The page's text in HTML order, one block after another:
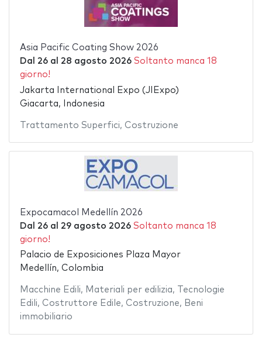
Asia Pacific Coating Show 2026
Dal 26al 28 agosto 2026 Soltanto manca 18
giorno!
Jakarta International Expo (JIExpo)
Giacarta, Indonesia
Trattamento Superfici, Costruzione
Expocamacol Medellín 2026
Dal 26al 29 agosto 2026 Soltanto manca 18
giorno!
Palacio de Exposiciones Plaza Mayor
Medellín, Colombia
Macchine Edili, Materiali per edilizia,
Tecnologie
Edili, Costruttore Edile, Costruzione, Beni
immobiliario